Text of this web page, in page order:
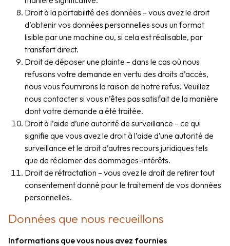
Droit à la portabilité des données – vous avez le droit
d’obtenir vos données personnelles sous un format
lisible par une machine ou, si cela est réalisable, par
transfert direct.
Droit de déposer une plainte – dans le cas où nous
refusons votre demande en vertu des droits d’accès,
nous vous fournirons la raison de notre refus. Veuillez
nous contacter si vous n’êtes pas satisfait de la manière
dont votre demande a été traitée.
Droit à l’aide d’une autorité de surveillance – ce qui
signifie que vous avez le droit à l’aide d’une autorité de
surveillance et le droit d’autres recours juridiques tels
que de réclamer des dommages-intérêts.
Droit de rétractation – vous avez le droit de retirer tout
consentement donné pour le traitement de vos données
personnelles.
Données que nous recueillons
Informations que vous nous avez fournies